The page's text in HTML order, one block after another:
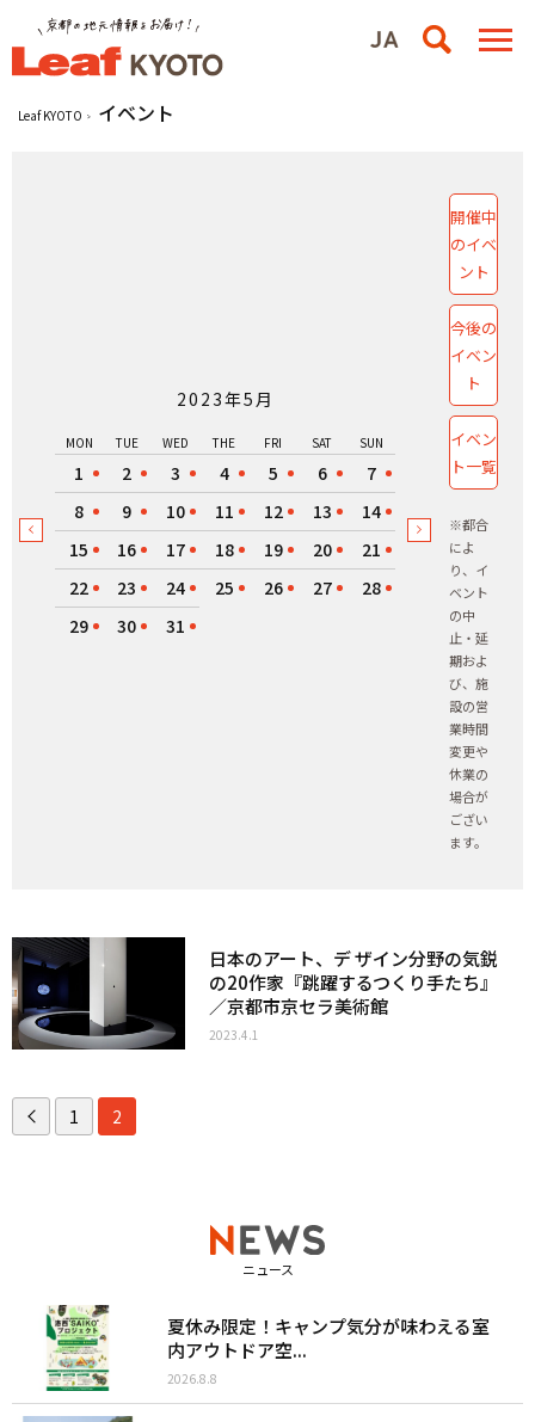
Leaf KYOTO イベント
2023年5月
MON TUE WED THE FRI SAT SUN
1 2 3 4 5 6
7
8
9 10 11 12 13
14
15
16 17 18 19 20
21
22
23 24 25 26 27
28
29
30 31
開催中
のイベ
ント
今後の
イベン
ト
イベン
ト一覧
※都合
によ
り、イ
ベント
の中
止・延
期およ
び、施
設の営
業時間
変更や
休業の
場合が
ござい
ます。
日本のアート、デ ザイン分野の気鋭
の20作家『跳躍するつくり手たち』
／京都市京セラ美術館
2023.4.1
1 2
ニュース
夏休み限定！キャンプ気分が味わえる室
内アウトドア空...
2026.8.8